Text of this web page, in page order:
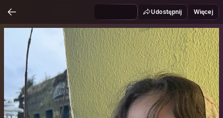
Udostępnij Więcej